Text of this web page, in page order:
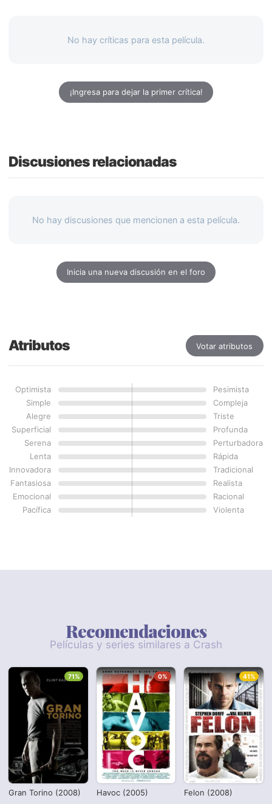
No hay críticas para esta película.
¡Ingresa para dejar la primer crítica!
Discusiones relacionadas
No hay discusiones que mencionen a esta película.
Inicia una nueva discusión en el foro
Atributos Votar atributos
Optimista
Pesimista
Simple
Compleja
Alegre
Triste
Superficial
Profunda
Serena
Perturbadora
Lenta
Rápida
Innovadora
Tradicional
Fantasiosa
Realista
Emocional
Racional
Pacífica
Violenta
Recomendaciones
Películas y series similares a Crash
Gran Torino (2008)
71%
Havoc (2005)
0%
Felon (2008)
41%